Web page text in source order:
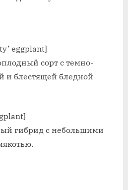
eggplant]
сорт с темно-
и блестящей бледной
гибрид с небольшими